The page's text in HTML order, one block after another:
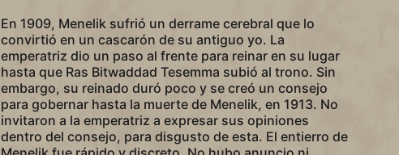
En 1909, Menelik sufrió un derrame cerebral que lo
convirtió en un cascarón de su antiguo yo. La
emperatriz dio un paso al frente para reinar en su lugar
hasta que Ras Bitwaddad Tesemma subió al trono. Sin
embargo, su reinado duró poco y se creó un consejo
para gobernar hasta la muerte de Menelik, en 1913. No
invitaron a la emperatriz a expresar sus opiniones
dentro del consejo, para disgusto de esta. El entierro de